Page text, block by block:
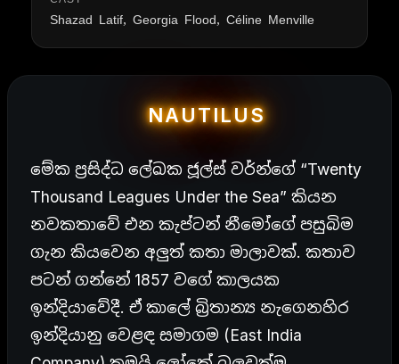
Shazad Latif, Georgia Flood, Céline Menville
NAUTILUS
මේක ප්‍රසිද්ධ ලේඛක ජූල්ස් වර්න්ගේ “Twenty
Thousand Leagues Under the Sea” කියන
නවකතාවේ එන කැප්ටන් නීමෝගේ පසුබිම
ගැන කියවෙන අලුත් කතා මාලාවක්. කතාව
පටන් ගන්නේ 1857 වගේ කාලයක
ඉන්දියාවේදී. ඒ කාලේ බ්‍රිතාන්‍ය නැගෙනහිර
ඉන්දියානු වෙළඳ සමාගම (East India